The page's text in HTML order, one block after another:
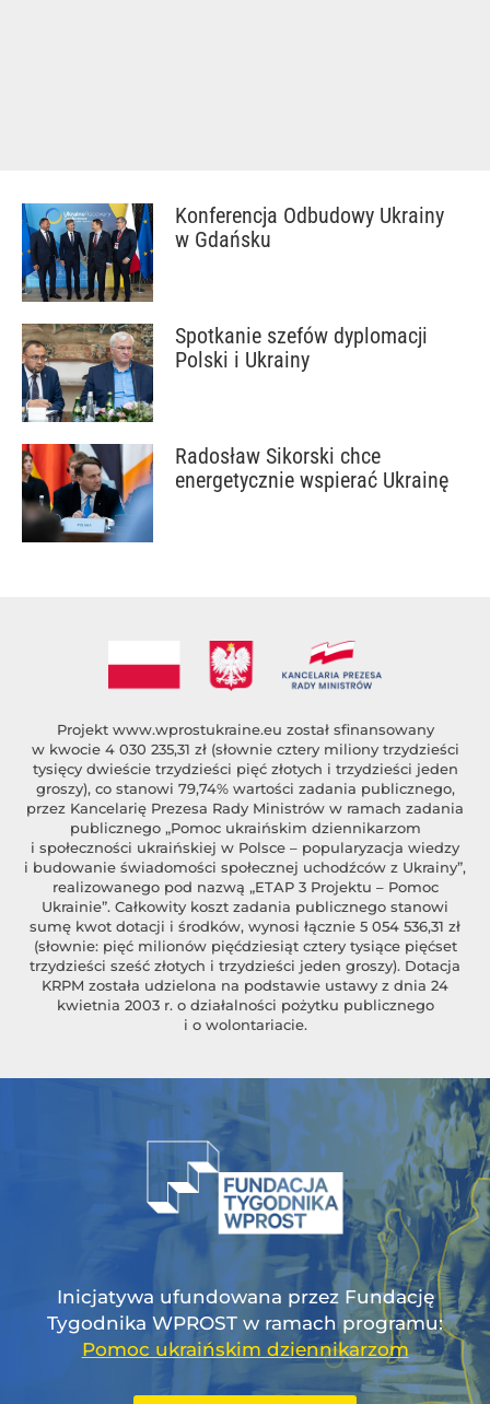
Konferencja Odbudowy Ukrainy
w Gdańsku
Spotkanie szefów dyplomacji
Polski i Ukrainy
Radosław Sikorski chce
energetycznie wspierać Ukrainę
Projekt www.wprostukraine.eu został sfinansowany
w kwocie 4 030 235,31 zł (słownie cztery miliony trzydzieści
tysięcy dwieście trzydzieści pięć złotych i trzydzieści jeden
groszy), co stanowi 79,74% wartości zadania publicznego,
przez Kancelarię Prezesa Rady Ministrów w ramach zadania
publicznego „Pomoc ukraińskim dziennikarzom
i społeczności ukraińskiej w Polsce – popularyzacja wiedzy
i budowanie świadomości społecznej uchodźców z Ukrainy”,
realizowanego pod nazwą „ETAP 3 Projektu – Pomoc
Ukrainie”. Całkowity koszt zadania publicznego stanowi
sumę kwot dotacji i środków, wynosi łącznie 5 054 536,31 zł
(słownie: pięć milionów pięćdziesiąt cztery tysiące pięćset
trzydzieści sześć złotych i trzydzieści jeden groszy). Dotacja
KRPM została udzielona na podstawie ustawy z dnia 24
kwietnia 2003 r. o działalności pożytku publicznego
i o wolontariacie.
Inicjatywa ufundowana przez Fundację
Tygodnika WPROST w ramach programu:
Pomoc ukraińskim dziennikarzom